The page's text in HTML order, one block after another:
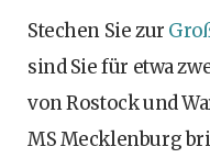
Stechen Sie zur
sind Sie für etwa
von Rostock und
MS Mecklenburg